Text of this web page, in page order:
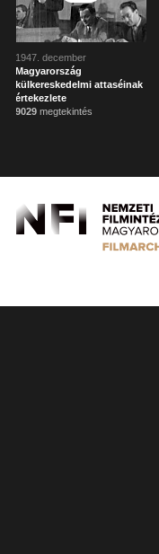
1947. december
Magyarország
külkereskedelmi attaséinak
értekezlete
9029 megtekintés